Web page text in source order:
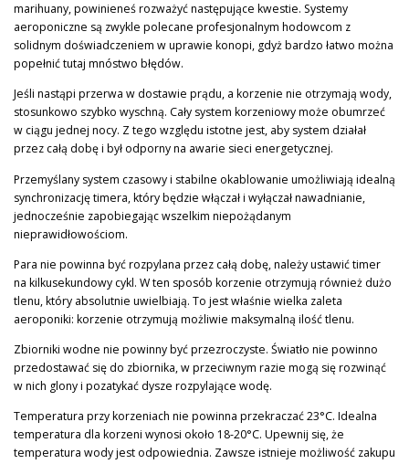
marihuany, powinieneś rozważyć następujące kwestie. Systemy
aeroponiczne są zwykle polecane profesjonalnym hodowcom z
solidnym doświadczeniem w uprawie konopi, gdyż bardzo łatwo można
popełnić tutaj mnóstwo błędów.
Jeśli nastąpi przerwa w dostawie prądu, a korzenie nie otrzymają wody,
stosunkowo szybko wyschną. Cały system korzeniowy może obumrzeć
w ciągu jednej nocy. Z tego względu istotne jest, aby system działał
przez całą dobę i był odporny na awarie sieci energetycznej.
Przemyślany system czasowy i stabilne okablowanie umożliwiają idealną
synchronizację timera, który będzie włączał i wyłączał nawadnianie,
jednocześnie zapobiegając wszelkim niepożądanym
nieprawidłowościom.
Para nie powinna być rozpylana przez całą dobę, należy ustawić timer
na kilkusekundowy cykl. W ten sposób korzenie otrzymują również dużo
tlenu, który absolutnie uwielbiają. To jest właśnie wielka zaleta
aeroponiki: korzenie otrzymują możliwie maksymalną ilość tlenu.
Zbiorniki wodne nie powinny być przezroczyste. Światło nie powinno
przedostawać się do zbiornika, w przeciwnym razie mogą się rozwinąć
w nich glony i pozatykać dysze rozpylające wodę.
Temperatura przy korzeniach nie powinna przekraczać 23°C. Idealna
temperatura dla korzeni wynosi około 18-20°C. Upewnij się, że
temperatura wody jest odpowiednia. Zawsze istnieje możliwość zakupu